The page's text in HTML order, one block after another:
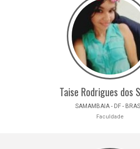
Taise Rodrigues dos
SAMAMBAIA - DF -
Faculdade